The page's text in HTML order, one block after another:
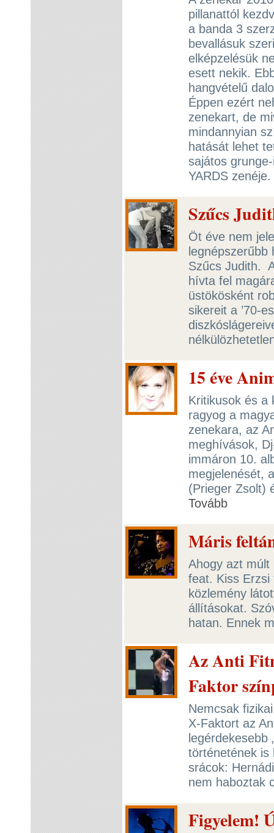
pillanattól
a banda 3
bevallásuk
elképzelésük
esett nekik.
hangvételű
Éppen ezért
zenekart, de
mindannyian
hatását lehet
sajátos
YARDS zenéje.
Szűcs
Öt éve nem
legnépszerűbb
Szűcs Judith.
hívta fel
üstökösként
sikereit a ’70-
15 éve
Kritikusok és a
ragyog a
zenekara, az
meghívások,
immáron 10.
megjelenését,
(Prieger Zsolt)
Tovább
Máris
Ahogy azt
feat. Kiss Erzsi
közlemény
állításokat.
hatan. Ennek
Az Anti
Faktor
Nemcsak
X-Faktort az
legérdekesebb
történetének is
srácok:
nem haboztak
Figyelem!